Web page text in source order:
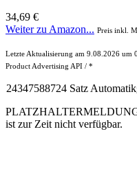
34,69 €
Weiter zu Amazon... Preis inkl.
Letzte Aktualisierung am 9.08.2026
Product Advertising API / *
24347588724 Satz
ist zur Zeit nicht verfügbar.